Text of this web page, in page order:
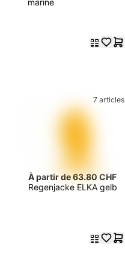
7 articles
À partir de 63.80 CHF
Regenjacke ELKA gelb